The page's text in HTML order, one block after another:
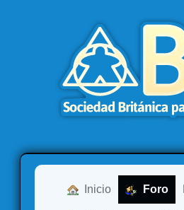
Inicio Foro